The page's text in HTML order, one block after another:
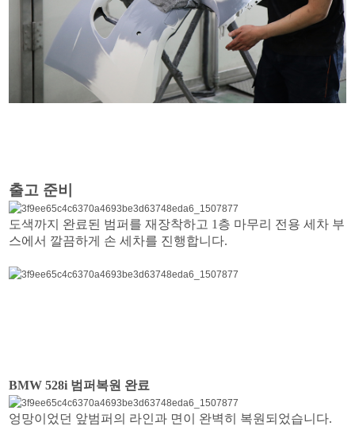
출고 준비
도색까지 완료된 범퍼를 재장착하고 1층 마무리 전용 세차 부
스에서 깔끔하게 손 세차를 진행합니다.
BMW 528i 범퍼복원 완료
엉망이었던 앞범퍼의 라인과 면이 완벽히 복원되었습니다.